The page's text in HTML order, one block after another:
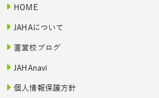
HOME
JAHAについて
直営校ブログ
JAHAnavi
個人情報保護方針